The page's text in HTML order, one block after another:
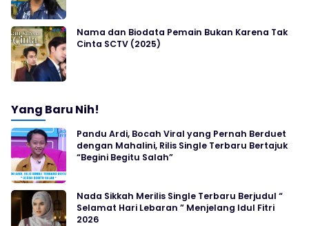
Nama dan Biodata Pemain Bukan Karena Tak
Cinta SCTV (2025)
Yang Baru Nih!
Pandu Ardi, Bocah Viral yang Pernah Berduet
dengan Mahalini, Rilis Single Terbaru Bertajuk
“Begini Begitu Salah”
Nada Sikkah Merilis Single Terbaru Berjudul “
Selamat Hari Lebaran ” Menjelang Idul Fitri
2026